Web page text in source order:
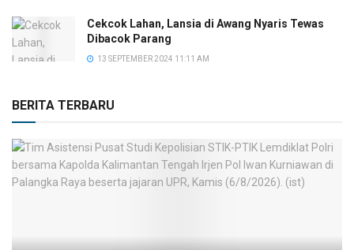
Cekcok Lahan, Lansia di Awang Nyaris Tewas
Dibacok Parang
13 SEPTEMBER 2024 11:11 AM
BERITA TERBARU